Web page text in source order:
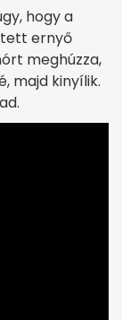
hogy a
ernyő
meghúzza,
majd kinyílik.